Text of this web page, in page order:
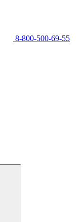
8-800-500-69-55